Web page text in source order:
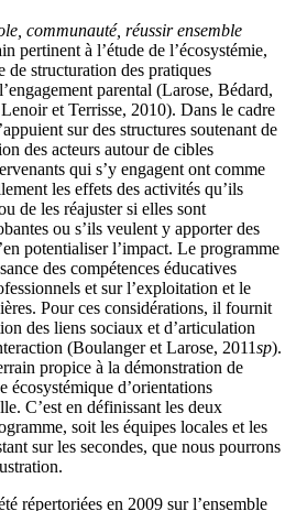
communauté, réussir ensemble
pertinent à l’étude de l’écosystémie,
de structuration des pratiques
parental (Larose, Bédard,
et Terrisse, 2010). Dans le cadre
sur des structures soutenant de
des acteurs autour de cibles
qui s’y engagent ont comme
les effets des activités qu’ils
de les réajuster si elles sont
ou s’ils veulent y apporter des
potentialiser l’impact. Le programme
des compétences éducatives
et sur l’exploitation et le
Pour ces considérations, il fournit
des liens sociaux et d’articulation
(Boulanger et Larose, 2011sp).
propice à la démonstration de
écosystémique d’orientations
C’est en définissant les deux
soit les équipes locales et les
sur les secondes, que nous pourrons
répertoriées en 2009 sur l’ensemble